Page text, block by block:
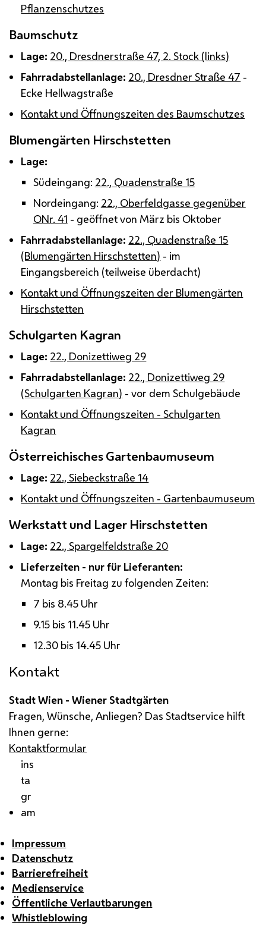
Pflanzenschutzes
Baumschutz
Lage: 20., Dresdnerstraße 47, 2. Stock (links)
Fahrradabstellanlage: 20., Dresdner Straße 47 -
Ecke Hellwagstraße
Kontakt und Öffnungszeiten des Baumschutzes
Blumengärten Hirschstetten
Lage:
Südeingang: 22., Quadenstraße 15
Nordeingang: 22., Oberfeldgasse gegenüber
ONr. 41 - geöffnet von März bis Oktober
Fahrradabstellanlage: 22., Quadenstraße 15
(Blumengärten Hirschstetten) - im
Eingangsbereich (teilweise überdacht)
Kontakt und Öffnungszeiten der Blumengärten
Hirschstetten
Schulgarten Kagran
Lage: 22., Donizettiweg 29
Fahrradabstellanlage: 22., Donizettiweg 29
(Schulgarten Kagran) - vor dem Schulgebäude
Kontakt und Öffnungszeiten - Schulgarten
Kagran
Österreichisches Gartenbaumuseum
Lage: 22., Siebeckstraße 14
Kontakt und Öffnungszeiten - Gartenbaumuseum
Werkstatt und Lager Hirschstetten
Lage: 22., Spargelfeldstraße 20
Lieferzeiten - nur für Lieferanten:
Montag bis Freitag zu folgenden Zeiten:
7 bis 8.45 Uhr
9.15 bis 11.45 Uhr
12.30 bis 14.45 Uhr
Kontakt
Stadt Wien - Wiener Stadtgärten
Fragen, Wünsche, Anliegen? Das Stadtservice hilft
Ihnen gerne:
Kontaktformular
ins
ta
gr
am
Impressum
Datenschutz
Barrierefreiheit
Medienservice
Öffentliche Verlautbarungen
Whistleblowing